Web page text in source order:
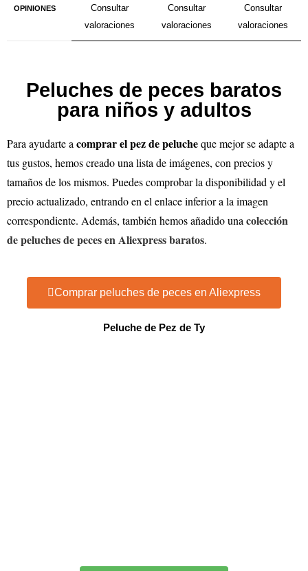
OPINIONES
Consultar
valoraciones
Consultar
valoraciones
Consultar
valoraciones
Peluches de peces baratos
para niños y adultos
Para ayudarte a comprar el pez de pelucheque mejor se adapte a
tus gustos, hemos creado una lista de imágenes, con precios y
tamaños de los mismos. Puedes comprobar la disponibilidad y el
precio actualizado, entrando en el enlace inferior a la imagen
correspondiente. Además, también hemos añadido una colección
de peluches de peces en Aliexpress baratos.
Comprar peluches de peces en Aliexpress
Peluche de Pez de Ty